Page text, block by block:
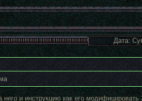
Дата:
и инструкцию как его